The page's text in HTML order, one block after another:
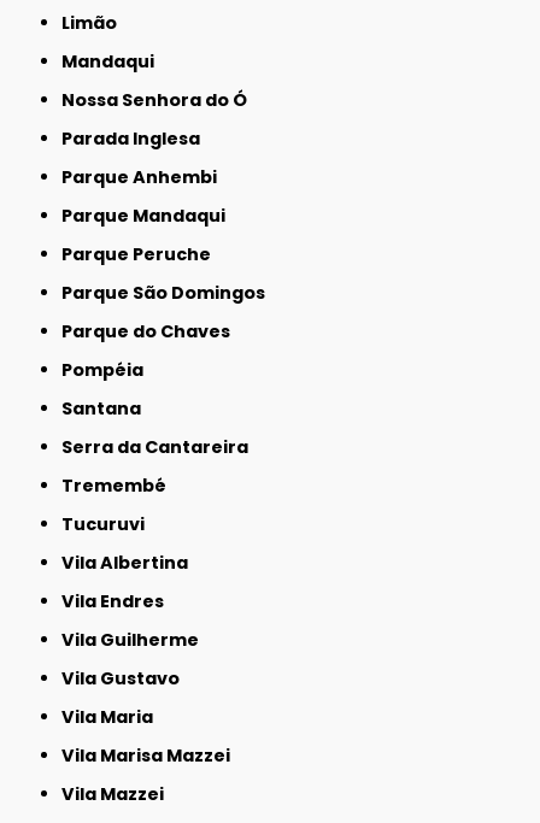
Limão
Mandaqui
Nossa Senhora do Ó
Parada Inglesa
Parque Anhembi
Parque Mandaqui
Parque Peruche
Parque São Domingos
Parque do Chaves
Pompéia
Santana
Serra da Cantareira
Tremembé
Tucuruvi
Vila Albertina
Vila Endres
Vila Guilherme
Vila Gustavo
Vila Maria
Vila Marisa Mazzei
Vila Mazzei